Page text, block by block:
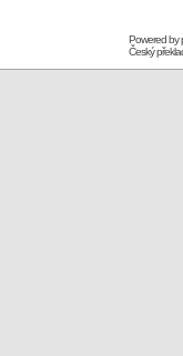
Powered by
Český